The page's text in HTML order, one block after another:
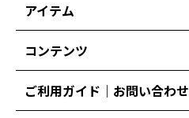
アイテム
コンテンツ
ご利用ガイド｜お問い合わせ